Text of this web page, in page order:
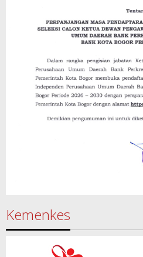
Kemenkes